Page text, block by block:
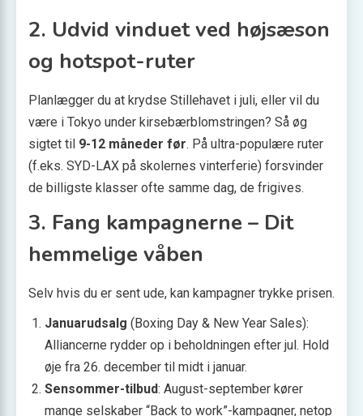
2. Udvid vinduet ved højsæson
og hotspot-ruter
Planlægger du at krydse Stillehavet i juli, eller vil du
være i Tokyo under kirsebær­blomstringen? Så øg
sigtet til 9-12 måneder før. På ultra-populære ruter
(f.eks. SYD-LAX på skolernes vinterferie) forsvinder
de billigste klasser ofte samme dag, de frigives.
3. Fang kampagnerne – Dit
hemmelige våben
Selv hvis du er sent ude, kan kampagner trykke prisen.
Januarudsalg (Boxing Day & New Year Sales):
Alliancerne rydder op i beholdningen efter jul. Hold
øje fra 26. december til midt i januar.
Sensommer-tilbud: August-september kører
mange selskaber “Back to work”-kampagner, netop